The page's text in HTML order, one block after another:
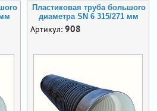
Пластиковая труба большого
диаметра SN 6 315/271 мм
Артикул: 908